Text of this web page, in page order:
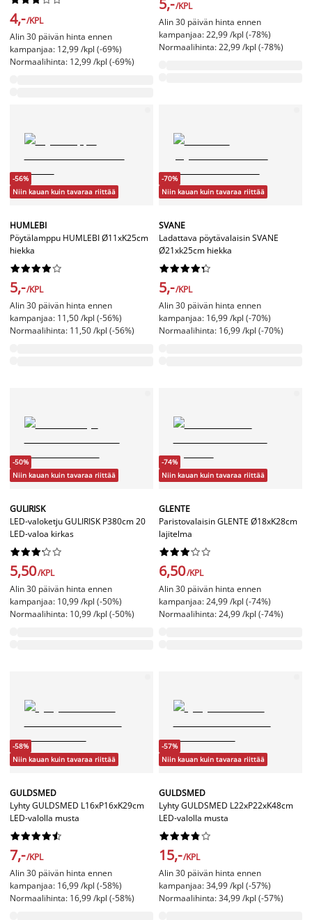
4,-/KPL
Alin 30 päivän hinta ennen
kampanjaa: 12,99 /kpl (-69%)
Normaalihinta: 12,99 /kpl (-69%)
/KPL
Alin 30 päivän hinta ennen
kampanjaa: 22,99 /kpl (-78%)
Normaalihinta: 22,99 /kpl (-78%)
-56%
Niin kauan kuin tavaraa riittää
HUMLEBI
Pöytälamppu HUMLEBI Ø11xK25cm
hiekka






5,-/KPL
Alin 30 päivän hinta ennen
kampanjaa: 11,50 /kpl (-56%)
Normaalihinta: 11,50 /kpl (-56%)
-70%
Niin kauan kuin tavaraa riittää
SVANE
Ladattava pöytävalaisin SVANE
Ø21xk25cm hiekka






5,-/KPL
Alin 30 päivän hinta ennen
kampanjaa: 16,99 /kpl (-70%)
Normaalihinta: 16,99 /kpl (-70%)
-50%
Niin kauan kuin tavaraa riittää
GULIRISK
LED-valoketju GULIRISK P380cm 20
LED-valoa kirkas






5,50/KPL
Alin 30 päivän hinta ennen
kampanjaa: 10,99 /kpl (-50%)
Normaalihinta: 10,99 /kpl (-50%)
-74%
Niin kauan kuin tavaraa riittää
GLENTE
Paristovalaisin GLENTE Ø18xK28cm
lajitelma






6,50/KPL
Alin 30 päivän hinta ennen
kampanjaa: 24,99 /kpl (-74%)
Normaalihinta: 24,99 /kpl (-74%)
-58%
Niin kauan kuin tavaraa riittää
GULDSMED
Lyhty GULDSMED L16xP16xK29cm
LED-valolla musta






7,-/KPL
Alin 30 päivän hinta ennen
kampanjaa: 16,99 /kpl (-58%)
Normaalihinta: 16,99 /kpl (-58%)
-57%
Niin kauan kuin tavaraa riittää
GULDSMED
Lyhty GULDSMED L22xP22xK48cm
LED-valolla musta






15,-/KPL
Alin 30 päivän hinta ennen
kampanjaa: 34,99 /kpl (-57%)
Normaalihinta: 34,99 /kpl (-57%)